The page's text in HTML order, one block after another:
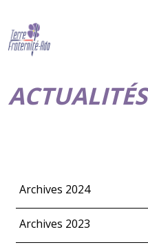
ACTUALITÉS
Archives 2024
Archives 2023